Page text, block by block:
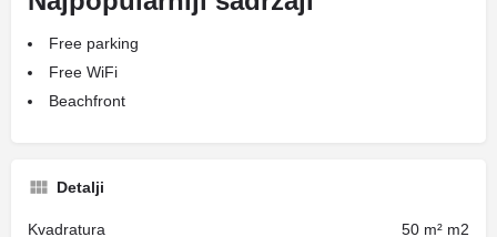
Free parking
Free WiFi
Beachfront
Detalji
Kvadratura 50 m² m2